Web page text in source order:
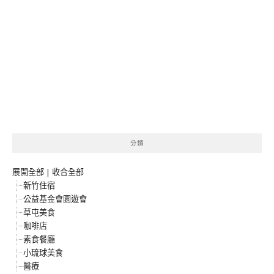
分類
展開全部 | 收合全部
新竹住宿
公益基金會園遊會
草屯美食
咖啡店
素食餐廳
小琉球美食
醫療